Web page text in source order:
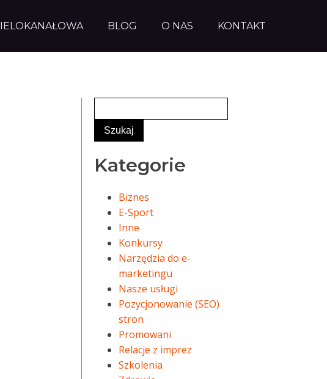
BLOG O NAS KONTAKT
Kategorie
Biznes
E-Sport
Inne
Konkursy
Narzędzia do e-
marketingu
Nasze usługi
Pozycjonowanie (SEO)
stron
Promowani
Relacje z imprez
Szkolenia